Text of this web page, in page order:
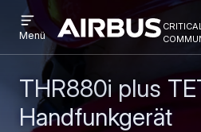
Criticalcommunications
critical
Open
menu
Menü
THR880i plus
Handfunkgerät